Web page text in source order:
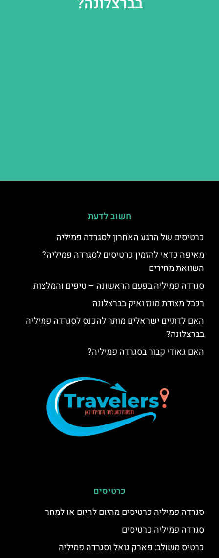
חשוב לדעת
כרטיסים של הרגע האחרון לסגרדה פמיליה
מאיפה כדאי להזמין כרטיסים לסגרדה פמיליה?
השוואת מחירים
סגרדה פמיליה בפעם הראשונה – טיפים והמלצות
רכבל מצודת מונז'ואיק בברצלונה
האם לדתיים ישראלים מותר להכנס לסגרדה פמיליה
בברצלונה?
האם גאודי קבור בסגרדה פמיליה?
כרטיסים
סגרדה פמיליה כרטיסים מהיום להיום או למחר
סגרדה פמיליה כרטיסים
כרטיס משולב: פארק גואל וסגרדה פמיליה